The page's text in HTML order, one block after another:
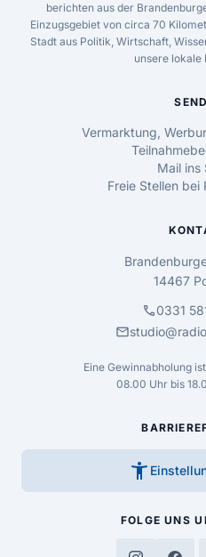
berichten aus der
Einzugsgebiet von circa 70
Stadt aus Politik, Wirtschaft,
unsere lokale
Vermarktung,
Mail ins
Freie Stellen bei
14467
call0331
mail
Eine Gewinnabholung
08.00 Uhr bis
accessibility_new
FOLGE UNS